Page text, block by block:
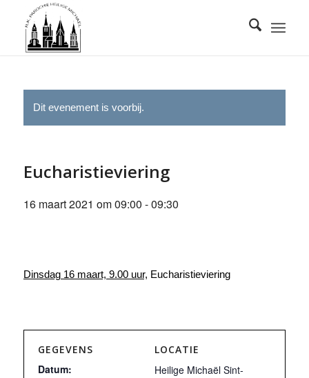
Dit evenement is voorbij.
Eucharistieviering
16 maart 2021 om 09:00 -09:30
Dinsdag 16 maart, 9.00 uur, Eucharistieviering
GEGEVENS
Datum:
LOCATIE
Heilige Michaël Sint-